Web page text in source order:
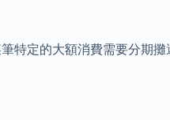
特定的大額消費需要分期